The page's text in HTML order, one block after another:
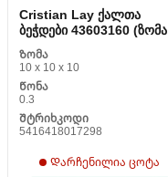
Cristian Lay ქალთა
ბეჭდები 43603160 (ზომა
16)
Ზომა
10 x 10 x 10
Წონა
0.3
Შტრიხკოდი
5416418017298
Დარჩენილია ცოტა